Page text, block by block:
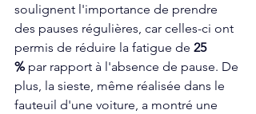
soulignent l'importance de prendre
des pauses régulières, car celles-ci ont
permis de réduire la fatigue de 25
% par rapport à l'absence de pause. De
plus, la sieste, même réalisée dans le
fauteuil d'une voiture, a montré une